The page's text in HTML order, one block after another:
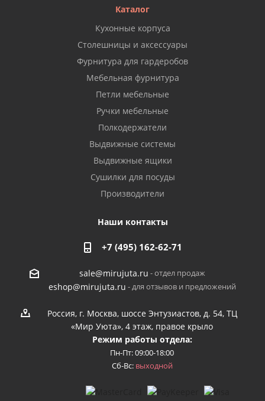
Каталог
Кухонные корпуса
Столешницы и аксессуары
Фурнитура для гардеробов
Мебельная фурнитура
Петли мебельные
Ручки мебельные
Полкодержатели
Выдвижные системы
Выдвижные ящики
Сушилки для посуды
Производители
Наши контакты
+7 (495) 162-62-71
sale@mirujuta.ru - отдел продаж
eshop@mirujuta.ru - для отзывов и предложений
Россия, г. Москва, шоссе Энтузиастов, д. 54, ТЦ
«Мир Уюта», 4 этаж, правое крыло
Режим работы отдела:
Пн-Пт: 09:00-18:00
Сб-Вс: выходной